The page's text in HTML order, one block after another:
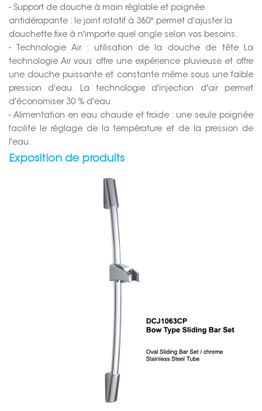
- Support de douche à main réglable et poignée
antidérapante : le joint rotatif à 360° permet d'ajuster la
douchette fixe à n'importe quel angle selon vos besoins.
- Technologie Air : utilisation de la douche de tête La
technologie Air vous offre une expérience pluvieuse et offre
une douche puissante et constante même sous une faible
pression d'eau. La technologie d'injection d'air permet
d'économiser 30 % d'eau.
- Alimentation en eau chaude et froide : une seule poignée
facilite le réglage de la température et de la pression de
l'eau.
Exposition de produits